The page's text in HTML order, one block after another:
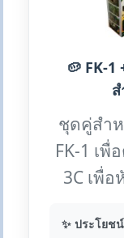
🥔 FK-1
ชุดคู่สำ
FK-1 เพื่
3C เพื่
✨ ประโยช